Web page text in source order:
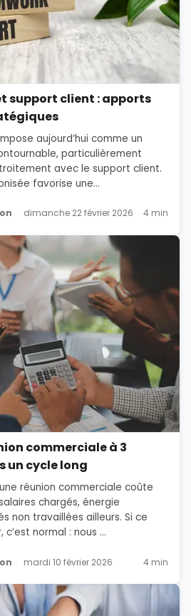
support client : apports
aujourd’hui comme un
particulièrement
avec le support client.
favorise une...
dimanche 22 février 2026 4 min
commerciale à 3
un cycle long
réunion commerciale coûte
chargés, énergie
non travaillées ailleurs. Si ce
normal : nous ...
mardi 10 février 2026 4 min